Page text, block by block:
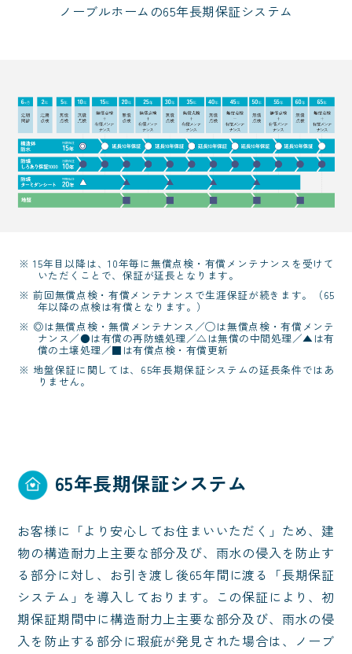
ノーブルホームの65年長期保証システム
15年目以降は、10年毎に無償点検・有償メンテナンスを受けて
いただくことで、保証が延長となります。
前回無償点検・有償メンテナンスで生涯保証が続きます。（65
年以降の点検は有償となります。）
◎は無償点検・無償メンテナンス／◯は無償点検・有償メンテ
ナンス／●は有償の再防蟻処理／△は無償の中間処理／▲は有
償の土壌処理／■は有償点検・有償更新
地盤保証に関しては、65年長期保証システムの延長条件ではあ
りません。
65年長期保証システム
お客様に「より安心してお住まいいただく」ため、建
物の構造耐力上主要な部分及び、雨水の侵入を防止す
る部分に対し、お引き渡し後65年間に渡る「長期保証
システム」を導入しております。この保証により、初
期保証期間中に構造耐力上主要な部分及び、雨水の侵
入を防止する部分に瑕疵が発見された場合は、ノーブ